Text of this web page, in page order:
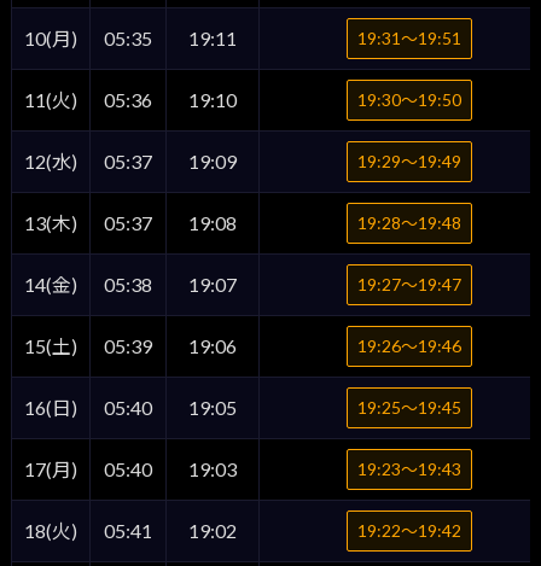
10(月) 05:35 19:11 19:31〜19:51
11(火) 05:36 19:10 19:30〜19:50
12(水) 05:37 19:09 19:29〜19:49
13(木) 05:37 19:08 19:28〜19:48
14(金) 05:38 19:07 19:27〜19:47
15(土) 05:39 19:06 19:26〜19:46
16(日) 05:40 19:05 19:25〜19:45
17(月) 05:40 19:03 19:23〜19:43
18(火) 05:41 19:02 19:22〜19:42